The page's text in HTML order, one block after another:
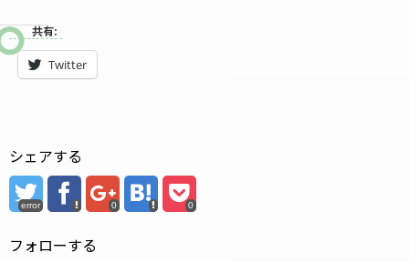
共有:
Twitter
シェアする
error 0 0
フォローする